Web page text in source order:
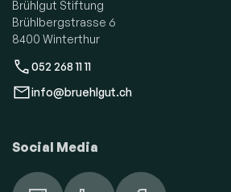
Brühlgut Stiftung
Brühlbergstrasse 6
8400 Winterthur
052 268 11 11
info@bruehlgut.ch
Social Media